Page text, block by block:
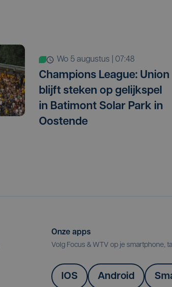
wo 5 augustus | 07:48
Champions League: Union
blijft steken op gelijkspel
in Batimont Solar Park in
Oostende
Onze apps
Volg Focus & WTV op je smartphone,
IOS Android